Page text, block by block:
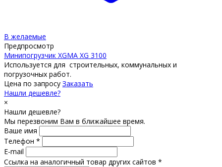
В желаемые
Предпросмотр
Минипогрузчик XGMA XG 3100
Используется для строительных, коммунальных и
погрузочных работ.
Цена по запросу Заказать
Нашли дешевле?
×
Нашли дешевле?
Мы перезвоним Вам в ближайшее время.
Ваше имя
Телефон *
E-mail
Ссылка на аналогичный товар других сайтов *